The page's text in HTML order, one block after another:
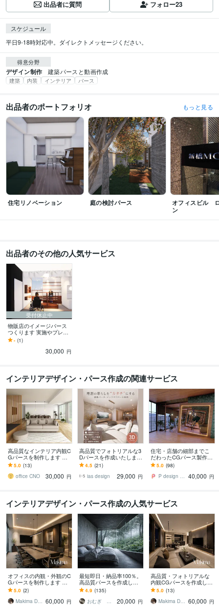
出品者に質問 フォロー23
スケジュール
平日9-18時対応中。ダイレクトメッセージください。
得意分野
デザイン制作 建築パースと動画作成
建築 内装 インテリア パース
出品者のポートフォリオ もっと見る
住宅リノベーション 庭の検討パース
オフィスビル
ン
出品者のその他の人気サービス
受付休止中
物販店のイメージパース
つくります 実施やプレゼ
ンにつなげていけるよう
に製作
- (1)
30,000 円
インテリアデザイン・パース作成の関連サービス
高品質なインテリア内観C
Gパースを制作します リ
ビング＆ダイニング等をC
Gにて制作いたします。
5.0 (13)
office CNO
30,000 円
高品質でフォトリアルな3
Dパースを作成いたします
住宅・リノベ・店舗等プ
レゼン受注率・客単価UP
にご活用下さい
4.5 (21)
ias design
29,000 円
住宅・店舗の細部までこ
だわったCGパース製作し
ます 住宅・集合住宅・店
舗のプレゼン資料用！高
品質パース
5.0 (98)
P design create 40,000 円
インテリアデザイン・パース作成の人気サービス
オフィスの内観・外観のC
Gパースを制作します 高
品質なCGパースで、オフ
ィスの完成イメージを可
視化
5.0 (2)
Makima Design 60,000 円
最短即日・納品率100％。
高品質パースを作成しま
す パースコンペ日本一の
受賞歴あり。質とスピー
ドはお任せ下さい。
4.9 (135)
おむぎ パースコンテスト１位
20,000 円
高品質・フォトリアルな
内観CGパースを作成しま
す プレゼンや広告に最
適！ビジネスシーンで輝
く高品質パース
5.0 (13)
Makima Design 60,000 円